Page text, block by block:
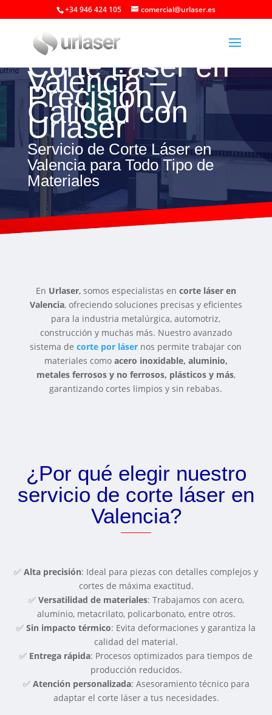
+34 946 424 105 comercial@urlaser.es
Corte Láser en
Valencia –
Precisión y
Calidad con
Urlaser
Servicio de Corte Láser en
Valencia para Todo Tipo de
Materiales
En Urlaser, somos especialistas en corte láser en
Valencia, ofreciendo soluciones precisas y eficientes
para la industria metalúrgica, automotriz,
construcción y muchas más. Nuestro avanzado
sistema decorte por láser nos permite trabajar con
materiales como acero inoxidable, aluminio,
metales ferrosos y no ferrosos, plásticos y más,
garantizando cortes limpios y sin rebabas.
¿Por qué elegir nuestro
servicio de corte láser en
Valencia?
✅ Alta precisión: Ideal para piezas con detalles complejos y
cortes de máxima exactitud.
✅ Versatilidad de materiales: Trabajamos con acero,
aluminio, metacrilato, policarbonato, entre otros.
✅ Sin impacto térmico: Evita deformaciones y garantiza la
calidad del material.
✅ Entrega rápida: Procesos optimizados para tiempos de
producción reducidos.
✅ Atención personalizada: Asesoramiento técnico para
adaptar el corte láser a tus necesidades.